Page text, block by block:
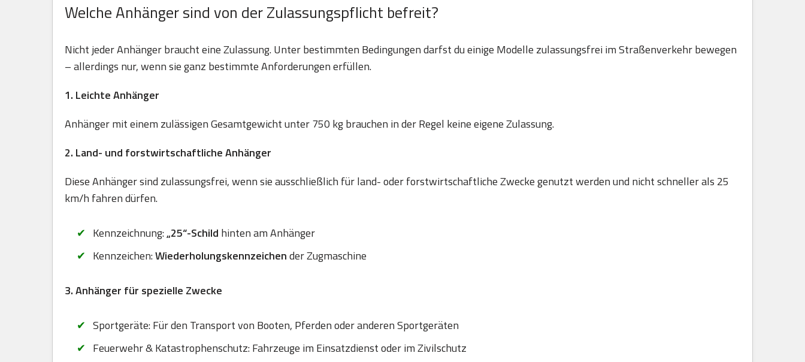
Welche Anhänger sind von der Zulassungspflicht befreit?
Nicht jeder Anhänger braucht eine Zulassung. Unter bestimmten Bedingungen darfst du einige Modelle zulassungsfrei im Straßenverkehr bewegen
– allerdings nur, wenn sie ganz bestimmte Anforderungen erfüllen.
1. Leichte Anhänger
Anhänger mit einem zulässigen Gesamtgewicht unter 750 kg brauchen in der Regel keine eigene Zulassung.
2. Land- und forstwirtschaftliche Anhänger
Diese Anhänger sind zulassungsfrei, wenn sie ausschließlich für land- oder forstwirtschaftliche Zwecke genutzt werden und nicht schneller als 25
km/h fahren dürfen.
Kennzeichnung:„25“-Schild hinten am Anhänger
Kennzeichen:Wiederholungskennzeichender Zugmaschine
3. Anhänger für spezielle Zwecke
Sportgeräte: Für den Transport von Booten, Pferden oder anderen Sportgeräten
Feuerwehr & Katastrophenschutz: Fahrzeuge im Einsatzdienst oder im Zivilschutz